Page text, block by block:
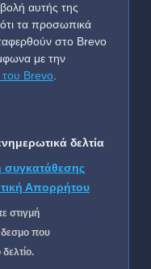
αυτής της
τα προσωπικά
στο Brevo
με την
του Brevo
δελτία
Απορρήτου
στιγμή
που